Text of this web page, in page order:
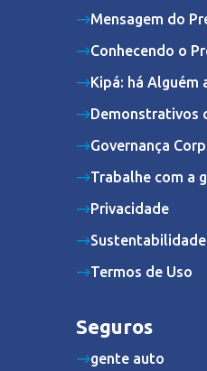
Mensagem do
Conhecendo o
Kipá: há Alguém
Demonstrativos
Governança
Trabalhe com a
Privacidade
Sustentabilidade
Termos de Uso
Seguros
gente auto